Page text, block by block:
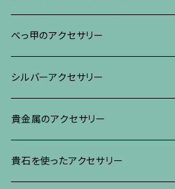
ブレスレット・バングル、その他
ブレスレット、その他
ネックレス、ペンダント
リング
ブレスレット、その他
イヤリング・ピアス
ネックレス、ペンダント
リング
ブレスレット、その他
べっ甲に蒔絵のアクセサリー
ブローチ
イヤリング・ピアス
真珠に蒔絵のアクセサリー
ブローチ
イヤリング、ピアス
水晶に蒔絵のアクセサリー
ブローチ
朴の木やポプラに蒔絵のアクセサリー
べっ甲のアクセサリー
ブローチ
イヤリング、ピアス
ネックレス、ペンダント
シルバーアクセサリー
ブローチ
イヤリング、ピアス
貴金属のアクセサリー
ブローチ
貴石を使ったアクセサリー